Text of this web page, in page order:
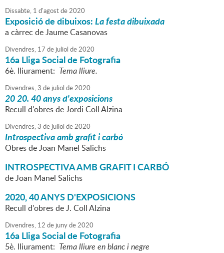
Dissabte, 1 d'agostde2020
Exposició de dibuixos:La festa dibuixada
a càrrec de Jaume Casanovas
Divendres, 17 de juliol de2020
16a Lliga Social de Fotografia
6è. lliurament: Tema lliure.
Divendres,3 de juliol de2020
20 20. 40 anys d'exposicions
Recull d'obres de Jordi Coll Alzina
Divendres,3 de juliol de2020
Introspectiva amb grafit i carbó
Obres de Joan Manel Salichs
INTROSPECTIVA AMB GRAFIT I CARBÓ
de Joan Manel Salichs
2020, 40 ANYS D'EXPOSICIONS
Recull d'obres de J. Coll Alzina
Divendres, 12 de junyde2020
16a Lliga Social de Fotografia
5è. lliurament: Tema lliure en blanc i negre